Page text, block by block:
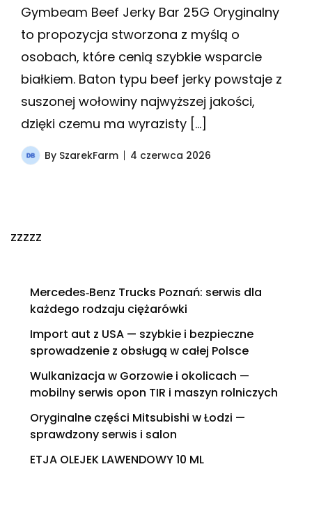
Gymbeam Beef Jerky Bar 25G Oryginalny
to propozycja stworzona z myślą o
osobach, które cenią szybkie wsparcie
białkiem. Baton typu beef jerky powstaje z
suszonej wołowiny najwyższej jakości,
dzięki czemu ma wyrazisty […]
By SzarekFarm 4 czerwca 2026
zzzzz
Mercedes‑Benz Trucks Poznań: serwis dla
każdego rodzaju ciężarówki
Import aut z USA — szybkie i bezpieczne
sprowadzenie z obsługą w całej Polsce
Wulkanizacja w Gorzowie i okolicach —
mobilny serwis opon TIR i maszyn rolniczych
Oryginalne części Mitsubishi w Łodzi —
sprawdzony serwis i salon
ETJA OLEJEK LAWENDOWY 10 ML